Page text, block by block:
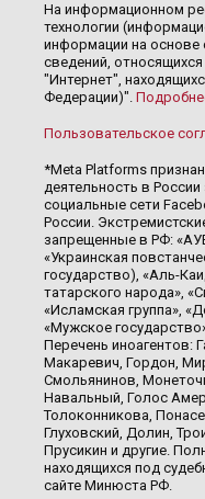
На информационном
технологии
информации на основе
сведений,
"Интернет",
Федерации)".
Пользовательское
*Meta Platforms
деятельность в
социальные сети
России.
запрещенные в РФ:
«Украинская
государство), «Аль-
татарского народа»,
«Исламская группа»,
«Мужское
Перечень иноагентов:
Макаревич, Гордон,
Смольянинов,
Навальный, Голос
Толоконникова,
Глуховский, Долин,
Прусикин и другие.
находящихся под
сайте Минюста РФ.